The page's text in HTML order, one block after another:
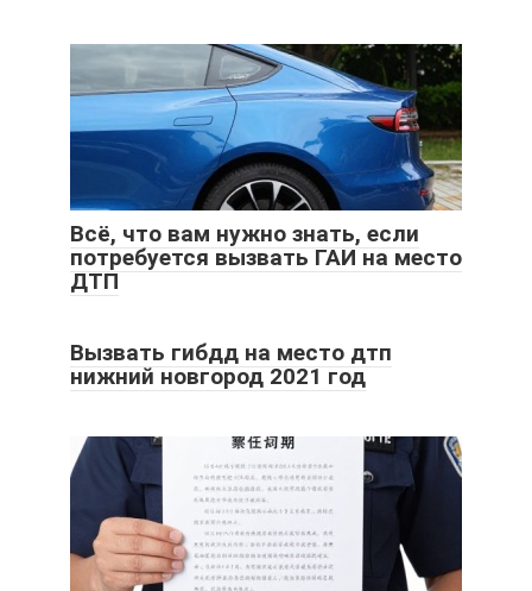
Всё, что вам нужно знать, если
потребуется вызвать ГАИ на место
ДТП
Вызвать гибдд на место дтп
нижний новгород 2021 год